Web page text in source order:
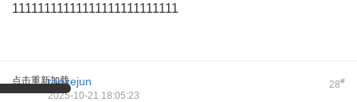
11111111111111111111111111
点击重新加载 28#
raozejun
2025-10-21 18:05:23